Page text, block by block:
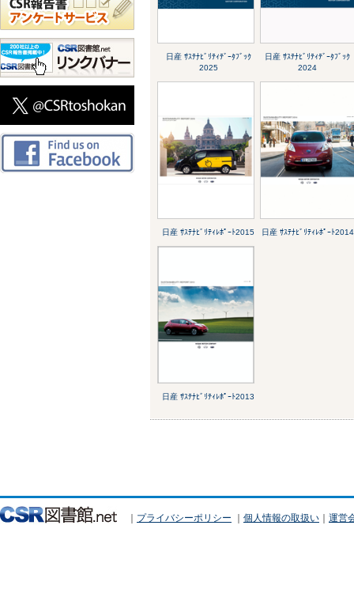
日産 ｻｽﾃﾅﾋﾞﾘﾃｨﾃﾞｰﾀﾌﾞｯｸ
2025
日産 ｻｽﾃﾅﾋﾞﾘﾃｨﾃﾞｰﾀﾌﾞｯｸ
2024
日産 ｻｽﾃﾅﾋﾞﾘﾃｨﾚﾎﾟｰﾄ2015 日産 ｻｽﾃﾅﾋﾞﾘﾃｨﾚﾎﾟｰﾄ2014
日産 ｻｽﾃﾅﾋﾞﾘﾃｨﾚﾎﾟｰﾄ2013
｜ プライバシーポリシー ｜ 個人情報の取扱い ｜ 運営